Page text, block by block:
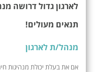
לארגון גדול דרושה
תנאים מעולים!
מנהל/ת לארגון
אם את בעלת יכולת מנהיגות